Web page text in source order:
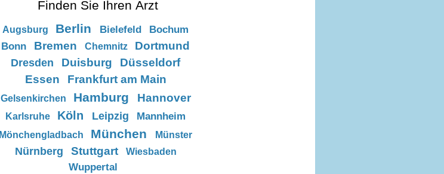
Finden Sie Ihren Arzt
Augsburg Berlin Bielefeld
Bochum
Bonn
Bremen Chemnitz Dortmund
Dresden Duisburg
Düsseldorf
Essen
Frankfurt am Main
Gelsenkirchen Hamburg Hannover
Karlsruhe Köln Leipzig Mannheim
Mönchengladbach München Münster
Nürnberg Stuttgart Wiesbaden
Wuppertal